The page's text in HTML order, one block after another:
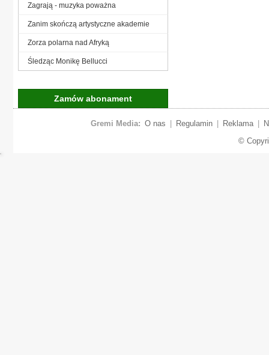
Zagrają - muzyka poważna
Zanim skończą artystyczne akademie
Zorza polarna nad Afryką
Śledząc Monikę Bellucci
Zamów abonament
Gremi Media: O nas Regulamin Reklama
©